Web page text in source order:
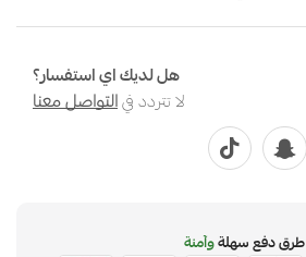
هل لديك اي استفسار؟
لا تتردد فيالتواصل معنا
طرق دفع سهلةوآمنة